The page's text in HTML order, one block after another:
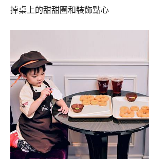
掉桌上的甜甜圈和裝飾點心